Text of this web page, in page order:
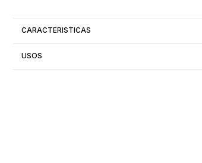
CARACTERISTICAS
USOS